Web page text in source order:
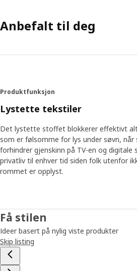
Anbefalt til deg
Produktfunksjon
Lystette tekstiler
Det lystette stoffet blokkerer effektivt
som er følsomme for lys under søvn,
forhindrer gjenskinn på TV-en og digitale
privatliv til enhver tid siden folk utenfor
rommet er opplyst.
Få stilen
Ideer basert på nylig viste produkter
Skip listing